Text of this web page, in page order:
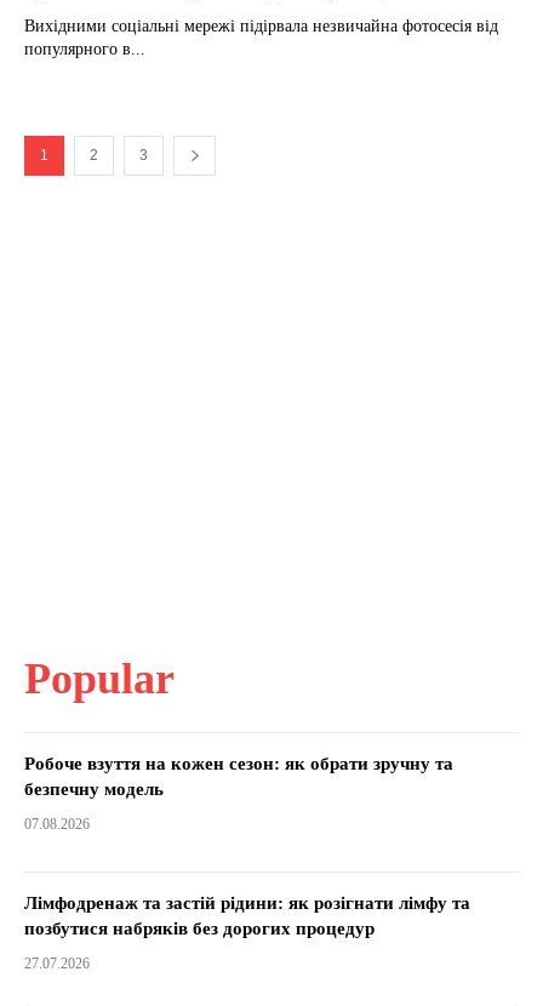
Вихідними соціальні мережі підірвала незвичайна фотосесія від
популярного в...
1 2 3
Popular
Робоче взуття на кожен сезон: як обрати зручну та
безпечну модель
07.08.2026
Лімфодренаж та застій рідини: як розігнати лімфу та
позбутися набряків без дорогих процедур
27.07.2026